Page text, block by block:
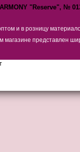
"Reserve", №
и в розницу
магазине представлен